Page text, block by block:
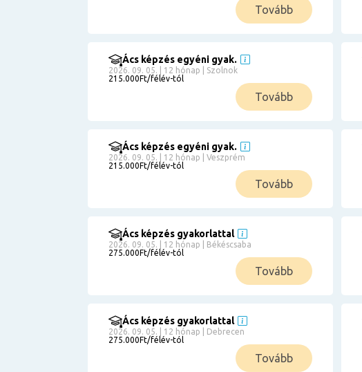
Tovább
Ács képzés egyéni gyak.
2026. 09. 05. | 12 hónap | Szolnok
215.000Ft/félév-tól
Tovább
Ács képzés egyéni gyak.
2026. 09. 05. | 12 hónap | Veszprém
215.000Ft/félév-tól
Tovább
Ács képzés gyakorlattal
2026. 09. 05. | 12 hónap | Békéscsaba
275.000Ft/félév-tól
Tovább
Ács képzés gyakorlattal
2026. 09. 05. | 12 hónap | Debrecen
275.000Ft/félév-tól
Tovább